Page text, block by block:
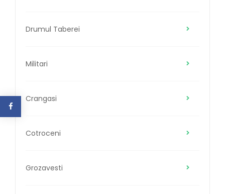
Drumul Taberei
Militari
Crangasi
Cotroceni
Grozavesti